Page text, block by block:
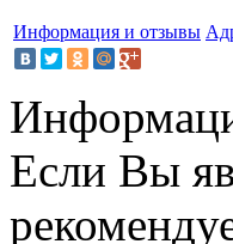
Информация и отзывы
Если Вы